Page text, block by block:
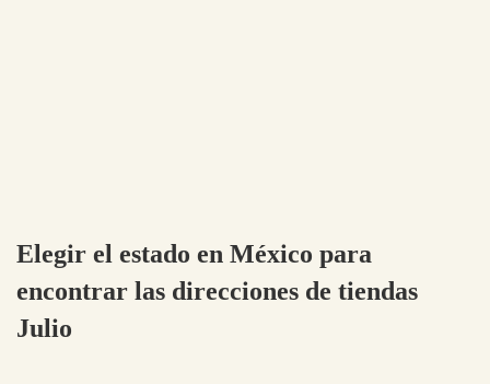
Elegir el estado en México para
encontrar las direcciones de tiendas
Julio